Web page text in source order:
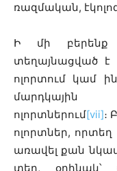
ռազմական,
Ի մի բերենք
տեղայնացված է
ոլորտում կամ
մարդկային
ոլորտներում[vii]։
ոլորտներ,
առավել քան
տեղ, օրինակ՝